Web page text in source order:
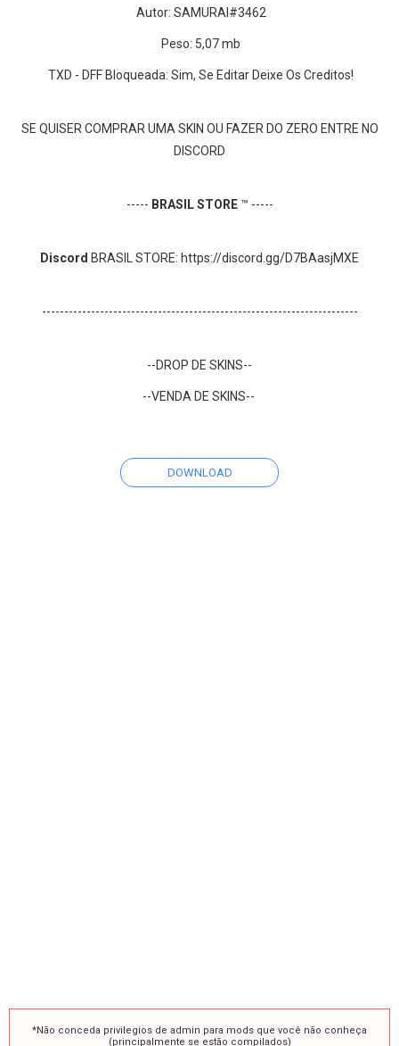
Autor: SAMURAI#3462
Peso: 5,07 mb
TXD - DFF Bloqueada: Sim, Se Editar Deixe Os Creditos!
SE QUISER COMPRAR UMA SKIN OU FAZER DO ZERO ENTRE NO
DISCORD
----- BRASIL STORE™ -----
Discord BRASIL STORE: https://discord.gg/D7BAasjMXE
-----------------------------------------------------------------------
--DROP DE SKINS--
--VENDA DE SKINS--
DOWNLOAD
*Não conceda privilegios de admin para mods que você não conheça
(principalmente se estão compilados)